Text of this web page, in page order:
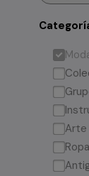
Arte